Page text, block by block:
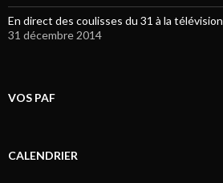
En direct des coulisses du 31 à la télévision
31 décembre 2014
VOS PAF
CALENDRIER